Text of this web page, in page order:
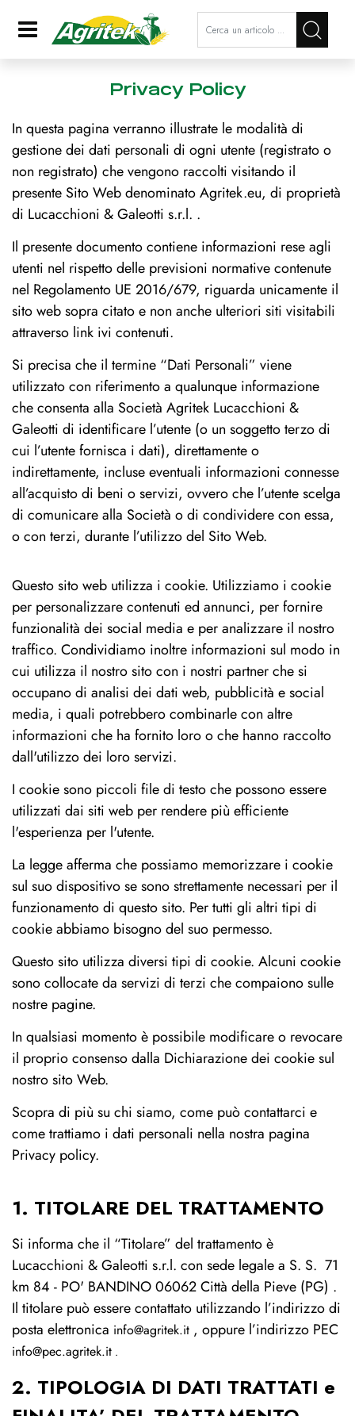
Open La modifica di un filtro
Privacy Policy
In questa pagina verranno illustrate le modalità di
gestione dei dati personali di ogni utente (registrato o
non registrato) che vengono raccolti visitando il
presente Sito Web denominato Agritek.eu, di proprietà
di Lucacchioni & Galeotti s.r.l. .
Il presente documento contiene informazioni rese agli
utenti nel rispetto delle previsioni normative contenute
nel Regolamento UE 2016/679, riguarda unicamente il
sito web sopra citato e non anche ulteriori siti visitabili
attraverso link ivi contenuti.
Si precisa che il termine “Dati Personali” viene
utilizzato con riferimento a qualunque informazione
che consenta alla Società Agritek Lucacchioni &
Galeotti di identificare l’utente (o un soggetto terzo di
cui l’utente fornisca i dati), direttamente o
indirettamente, incluse eventuali informazioni connesse
all’acquisto di beni o servizi, ovvero che l’utente scelga
di comunicare alla Società o di condividere con essa,
o con terzi, durante l’utilizzo del Sito Web.
Questo sito web utilizza i cookie. Utilizziamo i cookie
per personalizzare contenuti ed annunci, per fornire
funzionalità dei social media e per analizzare il nostro
traffico. Condividiamo inoltre informazioni sul modo in
cui utilizza il nostro sito con i nostri partner che si
occupano di analisi dei dati web, pubblicità e social
media, i quali potrebbero combinarle con altre
informazioni che ha fornito loro o che hanno raccolto
dall'utilizzo dei loro servizi.
I cookie sono piccoli file di testo che possono essere
utilizzati dai siti web per rendere più efficiente
l'esperienza per l'utente.
La legge afferma che possiamo memorizzare i cookie
sul suo dispositivo se sono strettamente necessari per il
funzionamento di questo sito. Per tutti gli altri tipi di
cookie abbiamo bisogno del suo permesso.
Questo sito utilizza diversi tipi di cookie. Alcuni cookie
sono collocate da servizi di terzi che compaiono sulle
nostre pagine.
In qualsiasi momento è possibile modificare o revocare
il proprio consenso dalla Dichiarazione dei cookie sul
nostro sito Web.
Scopra di più su chi siamo, come può contattarci e
come trattiamo i dati personali nella nostra pagina
Privacy policy.
1. TITOLARE DEL TRATTAMENTO
Si informa che il “Titolare” del trattamento è
Lucacchioni & Galeotti s.r.l. con sede legale a S. S. 71
km 84 - PO' BANDINO 06062 Città della Pieve (PG) .
Il titolare può essere contattato utilizzando l’indirizzo di
posta elettronica info@agritek.it , oppure l’indirizzo PEC
info@pec.agritek.it .
2. TIPOLOGIA DI DATI TRATTATI e